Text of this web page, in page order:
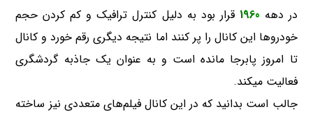
در دهه 1960 قرار بود به دلیل کنترل ترافیک و کم کردن حجم
خودروها این کانال را پر کنند اما نتیجه دیگری رقم خورد و کانال
تا امروز پابرجا مانده است و به عنوان یک جاذبه گردشگری
فعالیت میکند.
جالب است بدانید که در این کانال فیلم‌های متعددی نیز ساخته